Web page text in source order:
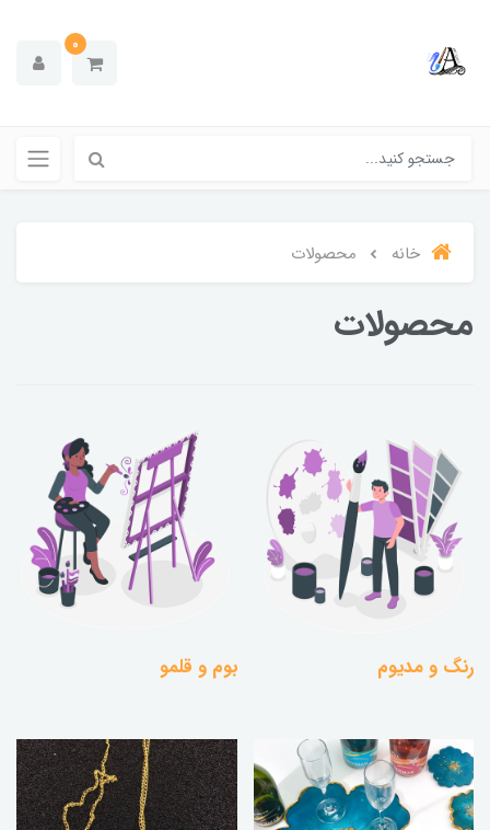
0
خانه محصولات
محصولات
رنگ و مدیوم بوم و قلمو